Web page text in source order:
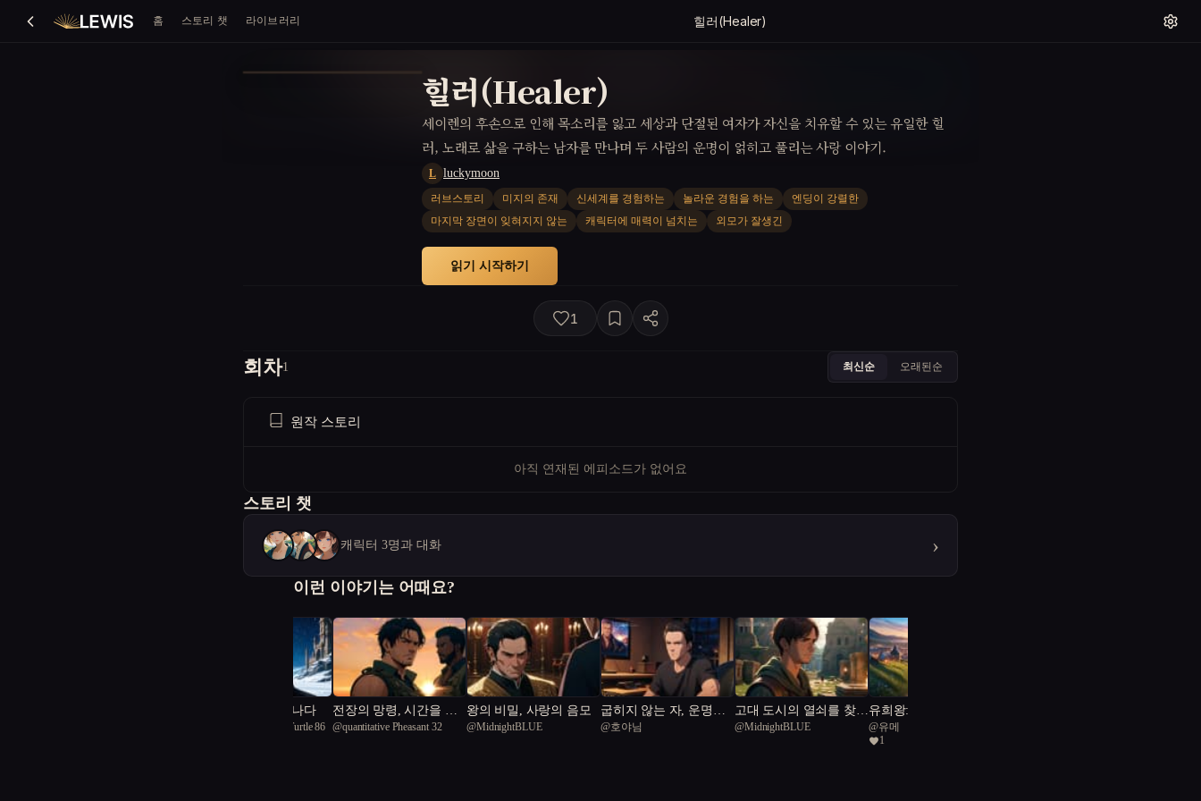
홈 스토리 챗 라이브러리 힐러(Healer)
힐러(Healer)
세이렌의 후손으로 인해 목소리를 잃고 세상과 단절된 여자가 자신을 치유할 수 있는 유일한 힐
러, 노래로 삶을 구하는 남자를 만나며 두 사람의 운명이 얽히고 풀리는 사랑 이야기.
L luckymoon
러브스토리 미지의 존재 신세계를 경험하는 놀라운 경험을 하는
엔딩이 강렬한
마지막 장면이 잊혀지지 않는
캐릭터에 매력이 넘치는 외모가 잘생긴
읽기 시작하기
1
회차1 최신순 오래된순
원작 스토리
아직 연재된 에피소드가 없어요
스토리 챗
캐릭터 3명과 대화 ›
이런 이야기는 어때요?
얼음 속에서 깨어나다
sensitive Diamond Turtle 86
전장의 망령, 시간을 넘
다
@quantitative Pheasant 32
왕의 비밀, 사랑의 음모
@MidnightBLUE
굽히지 않는 자, 운명을
탐하다.
@호야님
고대 도시의 열쇠를 찾아
서
@MidnightBLUE
유희왕: 신의 카드 운명
의 여정
@유메
1